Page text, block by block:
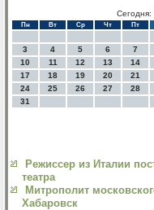
Сегодня:
Пн Вт Ср Чт Пт
3
4 5 6 7
10
11 12 13 14
17
18 19 20 21
24
25 26 27 28
31
Режиссер из Италии
театра
Митрополит
Хабаровск